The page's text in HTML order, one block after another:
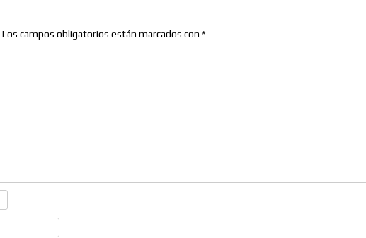
Los campos obligatorios están marcados con *